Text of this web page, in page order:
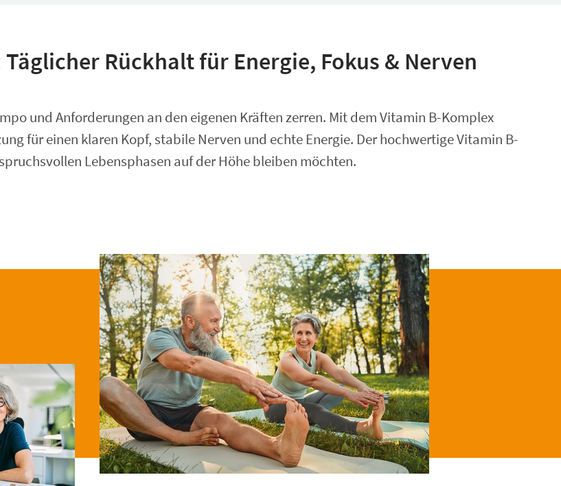
Rückhalt für Energie, Fokus & Nerven
und Anforderungen an den eigenen Kräften zerren. Mit dem Vitamin B-Komplex
für einen klaren Kopf, stabile Nerven und echte Energie. Der hochwertige Vitamin B-
Lebensphasen auf der Höhe bleiben möchten.